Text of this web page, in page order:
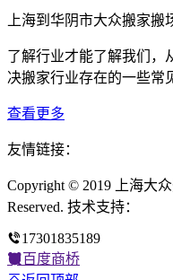
上海到华阴市大众搬家搬
了解行业才能了解我们，
决搬家行业存在的一些常
查看更多
友情链接：
Copyright © 2019 上海大
Reserved. 技术支持：
17301835189
百度商桥